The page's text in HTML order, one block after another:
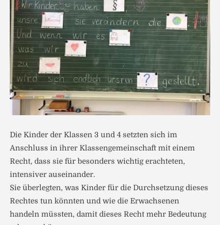
Die Kinder der Klassen 3 und 4 setzten sich im
Anschluss in ihrer Klassengemeinschaft mit einem
Recht, dass sie für besonders wichtig erachteten,
intensiver auseinander.
Sie überlegten, was Kinder für die Durchsetzung dieses
Rechtes tun könnten und wie die Erwachsenen
handeln müssten, damit dieses Recht mehr Bedeutung